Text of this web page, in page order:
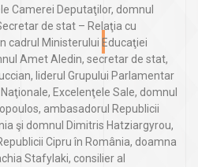
Camerei Deputaţilor, domnul
de stat – Relaţia cu
cadrul Ministerului Educaţiei
Amet Aledin, secretar de stat,
liderul Grupului Parlamentar
Excelenţele Sale, domnul
ambasadorul Republicii
şi domnul Dimitris Hatziargyrou,
Cipru în România, doamna
Stafylaki, consilier al